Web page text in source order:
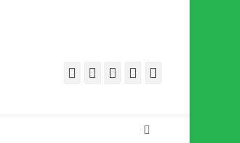
FacebookWebbflöde
Instagram